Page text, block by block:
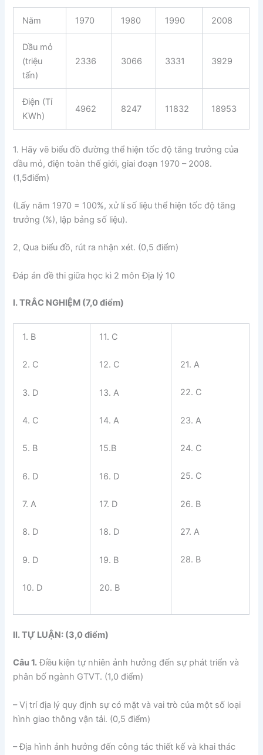
Năm 1970 1980 1990 2008
Dầu mỏ
(triệu
tấn)
2336 3066 3331 3929
Điện (Tỉ
KWh)
4962 8247 11832 18953
1. Hãy vẽ biểu đồ đường thể hiện tốc độ tăng trưởng của
dầu mỏ, điện toàn thế giới, giai đoạn 1970 – 2008.
(1,5điểm)
(Lấy năm 1970 = 100%, xử lí số liệu thể hiện tốc độ tăng
trưởng (%), lập bảng số liệu).
2, Qua biểu đồ, rút ra nhận xét. (0,5 điểm)
Đáp án đề thi giữa học kì 2 môn Địa lý 10
I. TRẮC NGHIỆM (7,0 điểm)
1. B
2. C
3. D
4. C
5. B
6. D
7. A
8. D
9. D
10. D
11. C
12. C
13. A
14. A
15.B
16. D
17. D
18. D
19. B
20. B
21. A
22. C
23. A
24. C
25. C
26. B
27. A
28. B
II. TỰ LUẬN: (3,0 điểm)
Câu 1.Điều kiện tự nhiên ảnh hưởng đến sự phát triển và
phân bố ngành GTVT. (1,0 điểm)
– Vị trí địa lý quy định sự có mặt và vai trò của một số loại
hình giao thông vận tải. (0,5 điểm)
– Địa hình ảnh hưởng đến công tác thiết kế và khai thác